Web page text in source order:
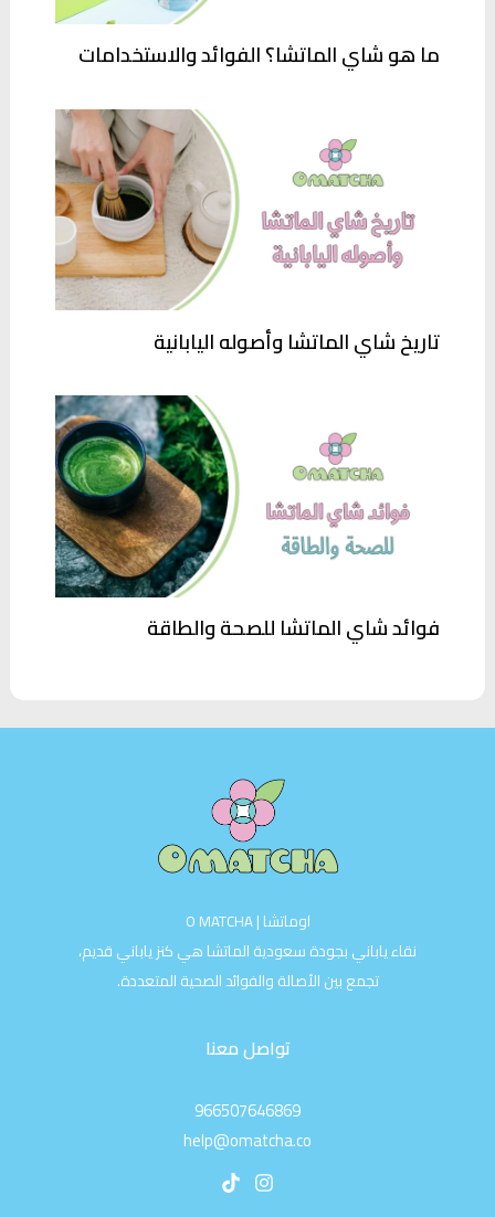
ما هو شاي الماتشا؟ الفوائد والاستخدامات
تاريخ شاي الماتشا وأصوله اليابانية
فوائد شاي الماتشا للصحة والطاقة
اوماتشا | O MATCHA
نقاء ياباني بجودة سعودية الماتشا هي كنز ياباني قديم،
تجمع بين الأصالة والفوائد الصحية المتعددة.
تواصل معنا
966507646869
help@omatcha.co